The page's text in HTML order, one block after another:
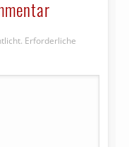
Erforderliche